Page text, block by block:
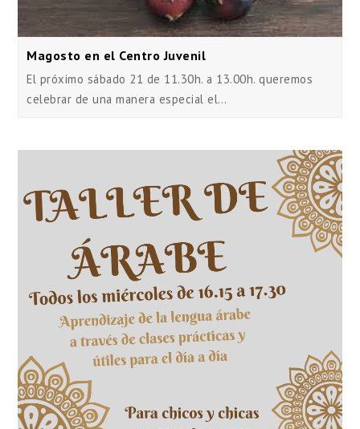
Magosto en el Centro Juvenil
El próximo sábado 21 de 11.30h. a 13.00h. queremos
celebrar de una manera especial el…